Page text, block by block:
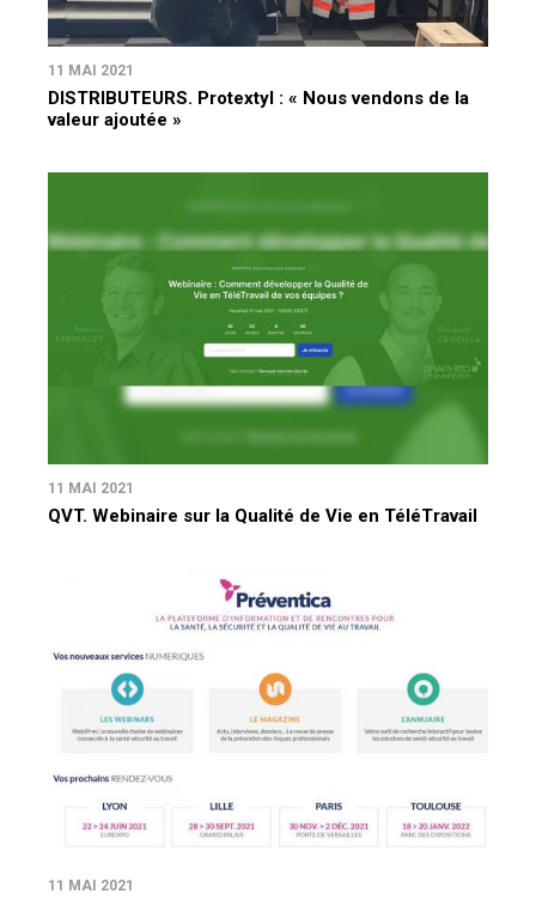
11 MAI 2021
DISTRIBUTEURS. Protextyl : « Nous vendons de la
valeur ajoutée »
11 MAI 2021
QVT. Webinaire sur la Qualité de Vie en TéléTravail
11 MAI 2021